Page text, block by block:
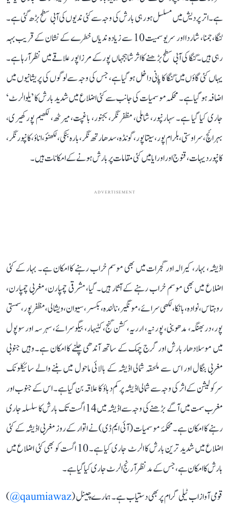
ہے۔ اتر پردیش میں مسلسل ہو رہی بارش کی وجہ سے کئی ندیوں کی آبی سطح بڑھ گئی ہے۔
گنگا، جمنا، شاردا اور سریو سمیت 10 سے زیادہ ندیاں خطرے کے نشان کے قریب بہہ
رہی ہیں۔ گنگا کی آبی سطح بڑھنے کا اثر شاہجہاں پور کے مرزا پور علاقے میں نظر آرہا ہے۔
یہاں کئی گاؤں میں گنگا کا پانی داخل ہو گیا ہے، جس کی وجہ سے لوگوں کی پریشانیوں میں
اضافہ ہو گیا ہے۔ محکمہ موسمیات کی جانب سے کئی اضلاع میں شدید بارش کا ’یلو الرٹ‘
جاری کیا گیا ہے۔ سہارنپور، شاملی، مظفر نگر، بجنور، باغپت، میرٹھ، لکھیم پور کھیری،
بہرائچ، سراوستی، بلرام پور، سیتا پور، گونڈہ، سدھارتھ نگر، بارہ بنکی، لکھنؤ، اناؤ، کانپور نگر،
کانپور دیہات، قنوج اور اورایا میں کئی مقامات پر بارش ہونے کے امکانات ہیں۔
ADVERTISEMENT
اڈیشہ، بہار، کیرالہ اور گجرات میں بھی موسم خراب رہنے کا امکان ہے۔ بہار کے کئی
اضلاع میں بھی موسم خراب رہنے کے آثار ہیں۔ گیا، مشرقی چمپارن، مغربی چمپارن،
روہتاس، نوادہ، بانکا، لکھی سرائے، مونگیر، نالندہ، بکسر، سیوان، ویشالی، مظفر پور، سمستی
پور، دربھنگہ، مدھوبنی، پورنیہ، ارریہ، کشن گنج، کٹیہار، بیگوسرائے، سہرسہ اور سوپول
میں موسلادھار بارش اور گرج چمک کے ساتھ آندھی چلنے کا امکان ہے۔ وہیں جنوبی
مغربی بنگال اور اس سے ملحقہ شمالی اڈیشہ کے بالائی ماحول میں بننے والے سائیکلونک
سرکولیشن کے اثر کی وجہ سے شمالی اڈیشہ پر کم دباؤ کا علاقہ بن گیا ہے۔ اس کے جنوب اور
مغرب سمت میں آگے بڑھنے کی وجہ سے اڈیشہ میں 14 اگست تک بارش کا سلسلہ جاری
رہنے کا امکان ہے۔ محکمۂ موسمیات (آئی ایم ڈی) نے اتوار کے روز مغربی اڈیشہ کے کئی
اضلاع میں شدید ترین بارش کا الرٹ جاری کیا ہے۔ 10 اگست کو بھی کئی اضلاع میں
بارش کا امکان ہے، جس کے مدنظر آرنج الرٹ جاری کیا گیا ہے۔
قومی آواز اب ٹیلی گرام پر بھی دستیاب ہے۔ ہمارے چینل (qaumiawaz@
)